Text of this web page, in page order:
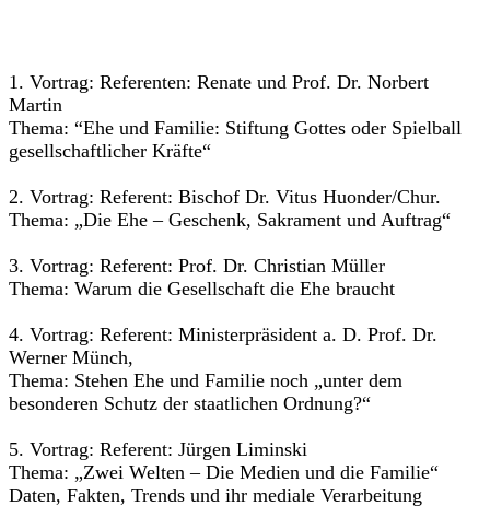
1. Vortrag: Referenten: Renate und Prof. Dr. Norbert
Martin
Thema: “Ehe und Familie: Stiftung Gottes oder Spielball
gesellschaftlicher Kräfte“
2. Vortrag: Referent: Bischof Dr. Vitus Huonder/Chur.
Thema: „Die Ehe – Geschenk, Sakrament und Auftrag“
3. Vortrag: Referent: Prof. Dr. Christian Müller
Thema: Warum die Gesellschaft die Ehe braucht
4. Vortrag: Referent: Ministerpräsident a. D. Prof. Dr.
Werner Münch,
Thema: Stehen Ehe und Familie noch „unter dem
besonderen Schutz der staatlichen Ordnung?“
5. Vortrag: Referent: Jürgen Liminski
Thema: „Zwei Welten – Die Medien und die Familie“
Daten, Fakten, Trends und ihr mediale Verarbeitung